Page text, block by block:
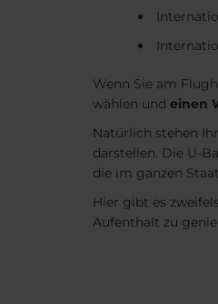
Wenn Sie am
wählen und einen
Natürlich stehen
darstellen. Die U-
die im ganzen
Hier gibt es
Aufenthalt zu